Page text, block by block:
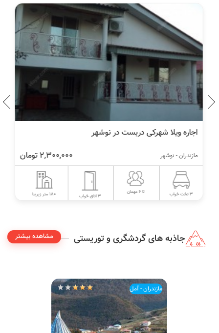
اجاره ویلا شهرکی دربست در نوشهر
2,300,000 تومان مازندران - نوشهر
3 تخت خواب تا 6 مهمان
3 اتاق خواب 180 متر زیربنا
جاذبه های گردشگری و توریستی مشاهده بیشتر
مازندران - آمل